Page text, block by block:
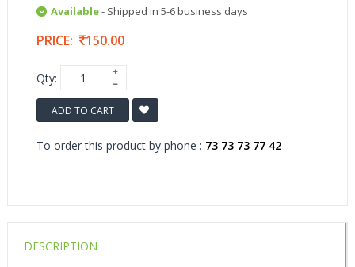
Available- Shipped in 5-6 business days
PRICE: 150.00
Qty:
ADD TO CART
To order this product by phone : 73 73 73 77 42
DESCRIPTION